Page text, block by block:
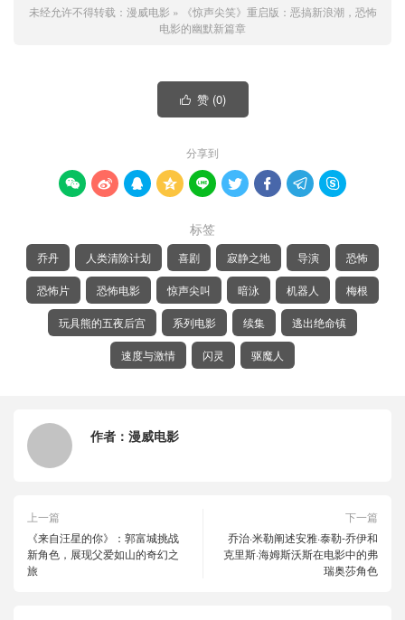
未经允许不得转载： 漫威电影 »
《惊声尖笑》重启版：恶搞新浪潮，恐怖
电影的幽默新篇章
 赞 (0)
分享到
        
标签
乔丹 人类清除计划 喜剧 寂静之地 导演 恐怖
恐怖片 恐怖电影 惊声尖叫 暗泳 机器人 梅根
玩具熊的五夜后宫 系列电影 续集 逃出绝命镇
速度与激情 闪灵 驱魔人
作者： 漫威电影
上一篇
《来自汪星的你》：郭富城挑战
新角色，展现父爱如山的奇幻之
旅
下一篇
乔治·米勒阐述安雅·泰勒-乔伊和
克里斯·海姆斯沃斯在电影中的弗
瑞奥莎角色